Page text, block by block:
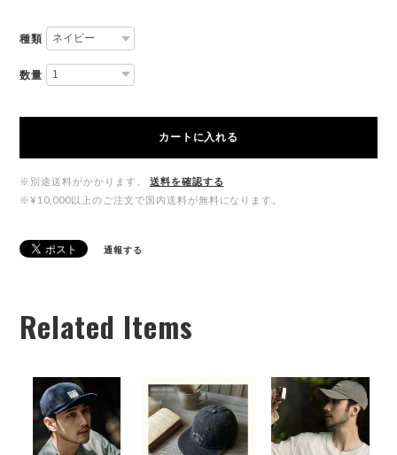
種類
数量
カートに入れる
※別途送料がかかります。
送料を確認する
※¥10,000以上のご注文で国内送料が無料になります。
通報する
Related Items